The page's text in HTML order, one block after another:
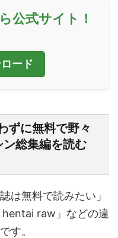
公式サイト！
ード
に無料で野々
総集編を読む
は無料で読みたい」
raw」などの違
す。